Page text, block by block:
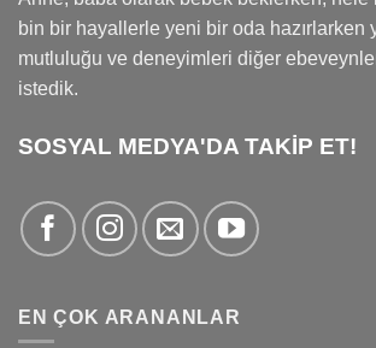
bin bir hayallerle yeni bir oda hazırlarken
mutluluğu ve deneyimleri diğer
istedik.
SOSYAL MEDYA'DA TAKİP ET!
EN ÇOK ARANANLAR